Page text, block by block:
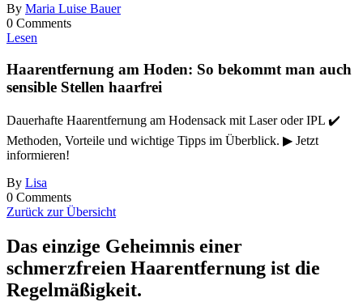
By Maria Luise Bauer
0 Comments
Lesen
Haarentfernung am Hoden: So bekommt man auch
sensible Stellen haarfrei
Dauerhafte Haarentfernung am Hodensack mit Laser oder IPL ✔️
Methoden, Vorteile und wichtige Tipps im Überblick. ▶ Jetzt
informieren!
By Lisa
0 Comments
Zurück zur Übersicht
Das einzige Geheimnis einer
schmerzfreien Haarentfernung ist die
Regelmäßigkeit.